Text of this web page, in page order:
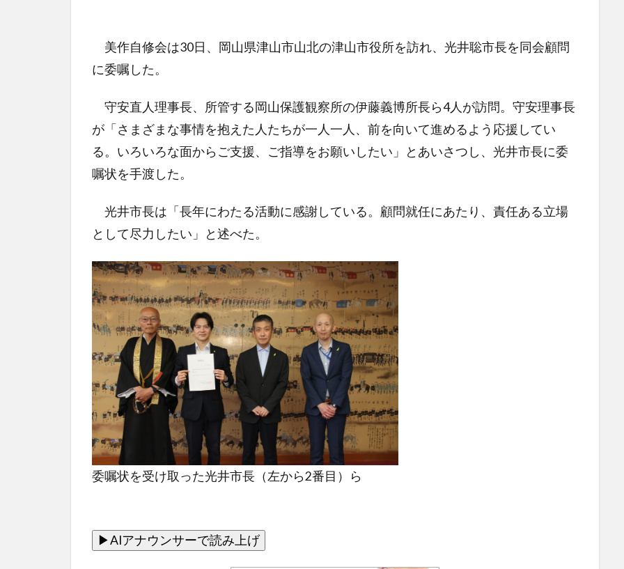
美作自修会は30日、岡山県津山市山北の津山市役所を訪れ、光井聡市長を同会顧問
に委嘱した。
守安直人理事長、所管する岡山保護観察所の伊藤義博所長ら4人が訪問。守安理事長
が「さまざまな事情を抱えた人たちが一人一人、前を向いて進めるよう応援してい
る。いろいろな面からご支援、ご指導をお願いしたい」とあいさつし、光井市長に委
嘱状を手渡した。
光井市長は「長年にわたる活動に感謝している。顧問就任にあたり、責任ある立場
として尽力したい」と述べた。
委嘱状を受け取った光井市長（左から2番目）ら